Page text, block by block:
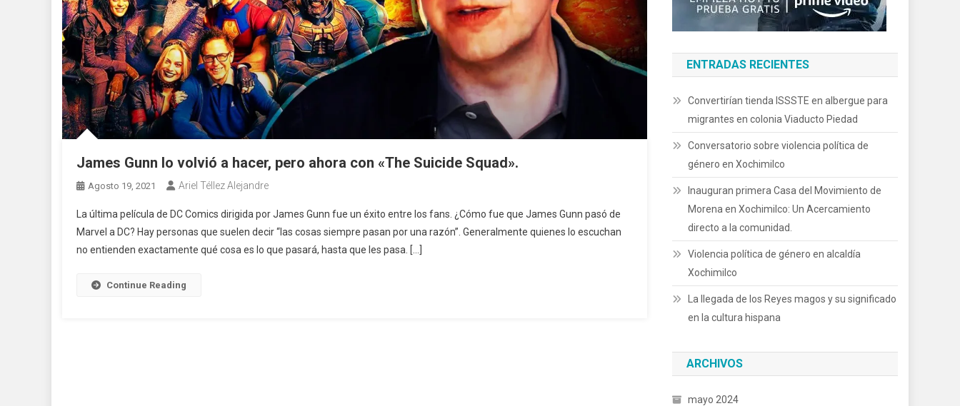
James Gunn lo volvió a hacer, pero ahora con «The Suicide Squad».
Agosto 19, 2021 Ariel Téllez Alejandre
La última película de DC Comics dirigida por James Gunn fue un éxito entre los fans. ¿Cómo fue que James Gunn pasó de
Marvel a DC? Hay personas que suelen decir “las cosas siempre pasan por una razón”. Generalmente quienes lo escuchan
no entienden exactamente qué cosa es lo que pasará, hasta que les pasa. […]
Continue Reading
ENTRADAS RECIENTES
Convertirían tienda ISSSTE en albergue para
migrantes en colonia Viaducto Piedad
Conversatorio sobre violencia política de
género en Xochimilco
Inauguran primera Casa del Movimiento de
Morena en Xochimilco: Un Acercamiento
directo a la comunidad.
Violencia política de género en alcaldía
Xochimilco
La llegada de los Reyes magos y su significado
en la cultura hispana
ARCHIVOS
mayo 2024